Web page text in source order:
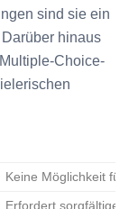
sind sie ein
hinaus
Choice-
Keine Möglichkeit
Erfordert sorgfältige